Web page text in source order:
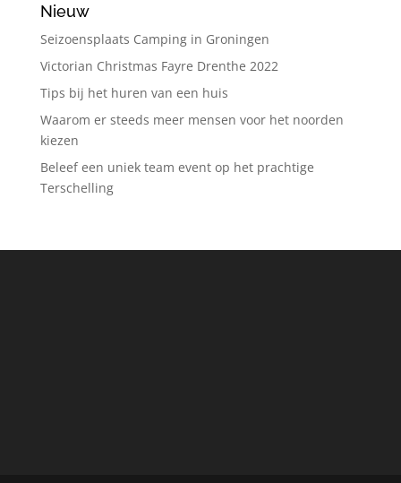
Nieuw
Seizoensplaats Camping in Groningen
Victorian Christmas Fayre Drenthe 2022
Tips bij het huren van een huis
Waarom er steeds meer mensen voor het noorden
kiezen
Beleef een uniek team event op het prachtige
Terschelling